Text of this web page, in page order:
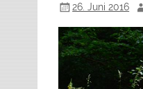
26. Juni 2016